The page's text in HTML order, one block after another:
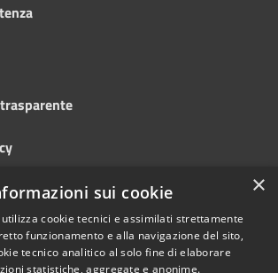
×
sui cookie
cookie tecnici e assimilati strettamente
funzionamento e alla navigazione del sito,
tecnico analitico al solo fine di elaborare
statistiche, aggregate e anonime.